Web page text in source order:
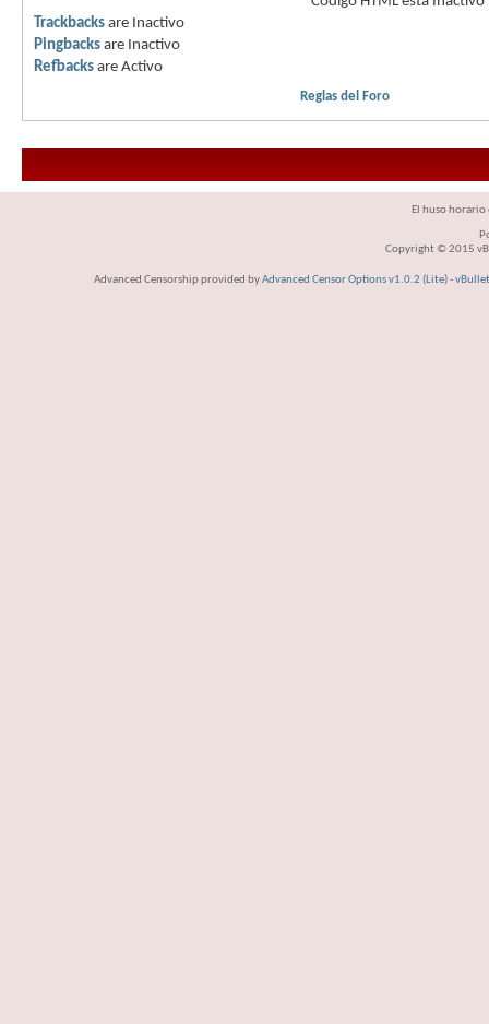
Trackbacks are Inactivo
Pingbacks are Inactivo
Refbacks are Activo
Reglas del Foro
El huso horario
Copyright © 2015
Advanced Censorship provided byAdvanced Censor Options v1.0.2 (Lite)-